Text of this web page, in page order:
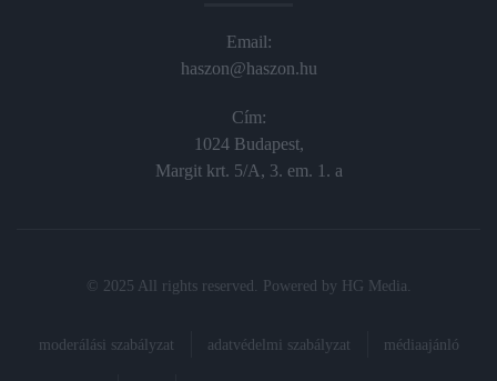
Email:
haszon@haszon.hu
Cím:
1024 Budapest,
Margit krt. 5/A, 3. em. 1. a
© 2025 All rights reserved. Powered by HG Media
moderálási szabályzat adatvédelmi szabályzat médiaajánló